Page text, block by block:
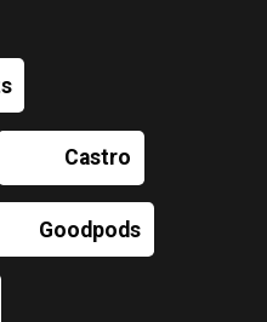
Castro
Goodpods